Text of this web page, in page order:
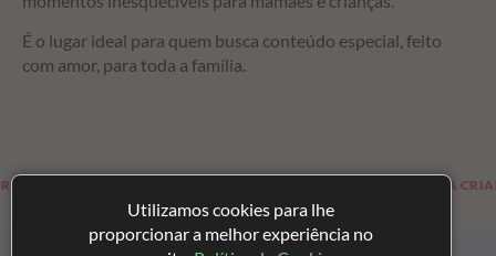
É o lugar ideal para quem busca conteúdo especial, feito
com amor, para toda a família.
FUTURAS MAMÃES HISTÓRIAS PARA CRIANÇAS
Utilizamos cookies para lhe
proporcionar a melhor experiência no